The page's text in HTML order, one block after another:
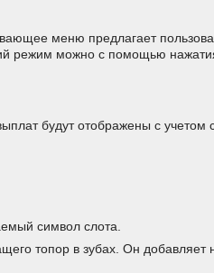
меню предлагает
режим можно с помощью
будут отображены с учетом
символ слота.
топор в зубах. Он добавляет